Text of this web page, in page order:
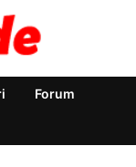
Forum